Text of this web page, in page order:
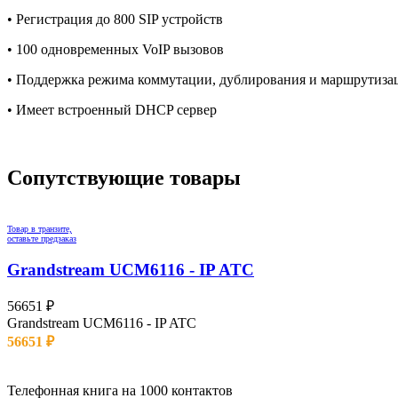
• Регистрация до 800 SIP устройств
• 100 одновременных VoIP вызовов
• Поддержка режима коммутации, дублирования и
• Имеет встроенный DHCP сервер
Сопутствующие товары
Товар в транзите,
оставьте предзаказ
Grandstream UCM6116 - IP ATC
56651 ₽
Grandstream UCM6116 - IP ATC
56651 ₽
Телефонная книга на 1000 контактов